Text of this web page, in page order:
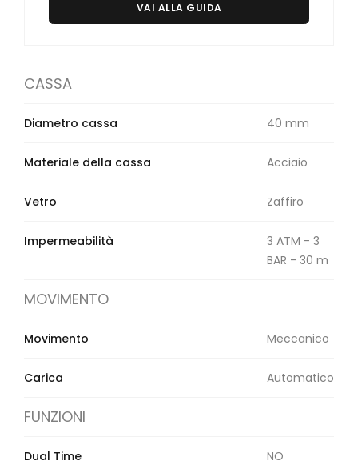
VAI ALLA GUIDA
CASSA
Diametro cassa 40 mm
Materiale della cassa Acciaio
Vetro Zaffiro
Impermeabilità
3 ATM - 3
BAR - 30 m
MOVIMENTO
Movimento Meccanico
Carica Automatico
FUNZIONI
Dual Time NO